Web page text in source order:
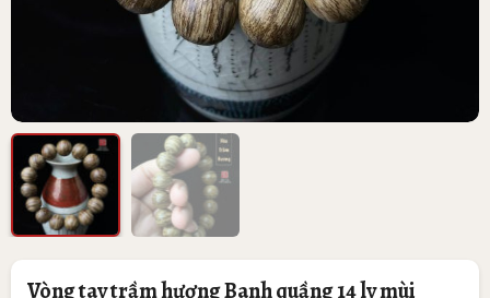
Vòng tay trầm hương Banh quầng 14 ly mùi